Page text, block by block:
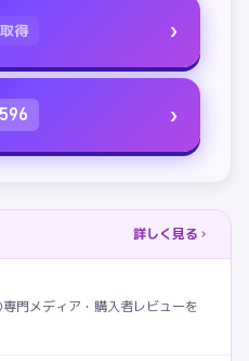
得 ›
›
詳しく見る
門メディア・購入者レビューを